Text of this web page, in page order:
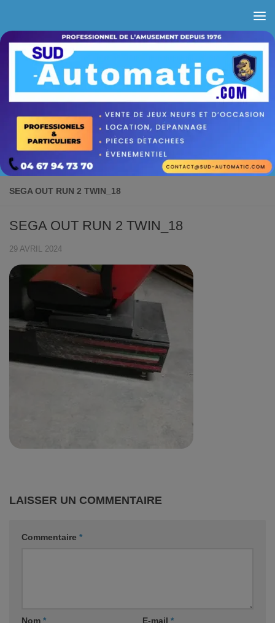
SEGA OUT RUN 2 TWIN_18
SEGA OUT RUN 2 TWIN_18
29 AVRIL 2024
LAISSER UN COMMENTAIRE
Commentaire *
Nom * E-mail *